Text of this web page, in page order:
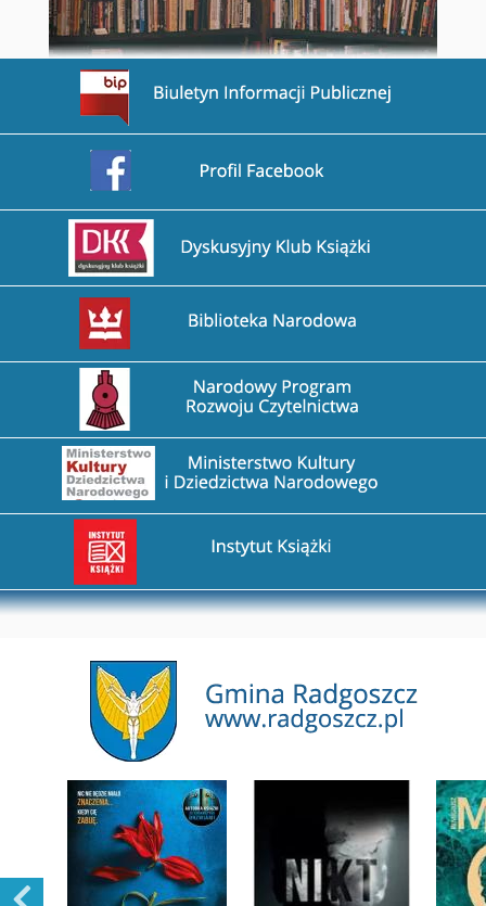
Przejdź na stronę BIP
Przejdź na stronę Facebook
Przejdź na stronę DDK
Przejdź na stronę Biblioteka Narodowa
Przejdź na stronę Narodowy Program Rozwoju
Przejdź na stronę Ministerstwo Kultury i Dziedzictwa
Przejdź na stronę Instytut Książki